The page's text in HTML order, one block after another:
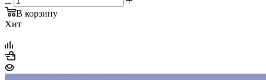
В корзину
Хит